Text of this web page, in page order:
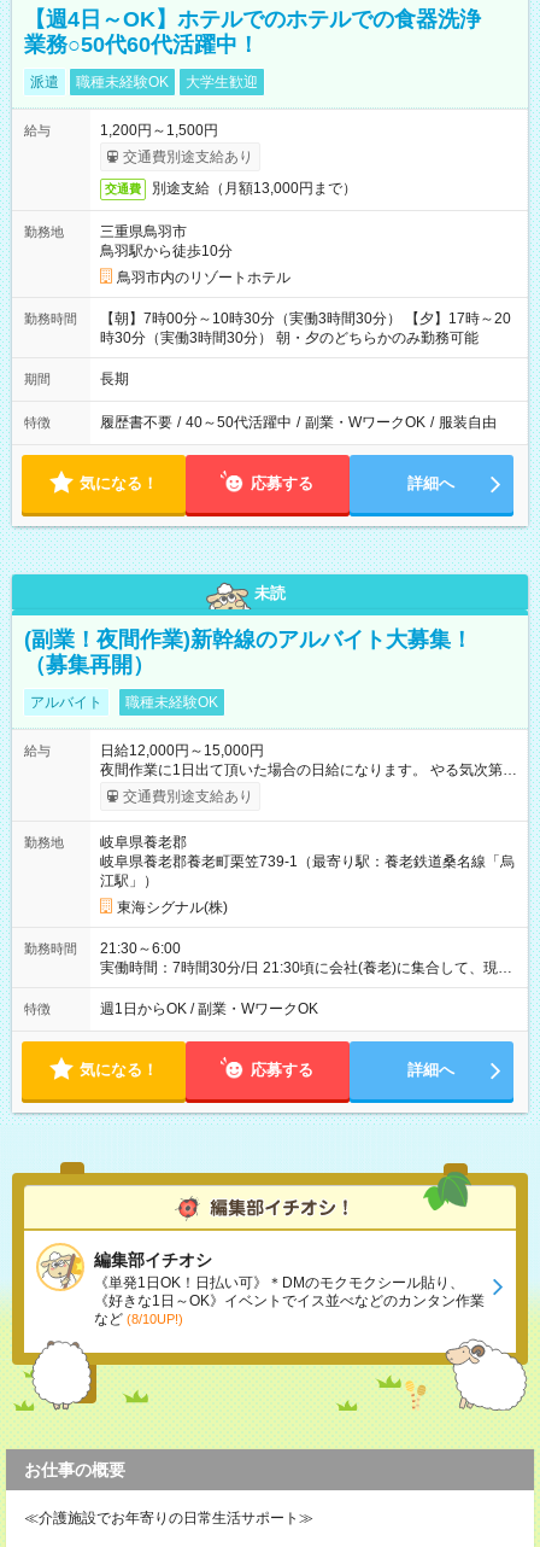
【週4日～OK】ホテルでのホテルでの食器洗浄
業務○50代60代活躍中！
派遣 職種未経験OK 大学生歓迎
給与
1,200円～1,500円
交通費別途支給あり
交通費 別途支給（月額13,000円まで）
勤務地
三重県鳥羽市
鳥羽駅から徒歩10分
鳥羽市内のリゾートホテル
勤務時間
【朝】7時00分～10時30分（実働3時間30分） 【夕】17時～20
時30分（実働3時間30分） 朝・夕のどちらかのみ勤務可能
期間 長期
特徴 履歴書不要 / 40～50代活躍中 / 副業・WワークOK / 服装自由
気になる！ 応募する 詳細へ
未読
(副業！夜間作業)新幹線のアルバイト大募集！
（募集再開）
アルバイト 職種未経験OK
給与
日給12,000円～15,000円
夜間作業に1日出て頂いた場合の日給になります。 やる気次第で
どんどん昇給します！ 【試用期間】試用期間なし
交通費別途支給あり
勤務地
岐阜県養老郡
岐阜県養老郡養老町栗笠739-1（最寄り駅：養老鉄道桑名線「烏
江駅」）
東海シグナル(株)
勤務時間
21:30～6:00
実働時間：7時間30分/日 21:30頃に会社(養老)に集合して、現場
に行って、片付けが終わり次第解散となります。 おおよその目
安は4時半から5時半頃の解散が多いと思います。
特徴 週1日からOK / 副業・WワークOK
気になる！ 応募する 詳細へ
編集部イチオシ
《単発1日OK！日払い可》＊DMのモクモクシール貼り、
《好きな1日～OK》イベントでイス並べなどのカンタン作業
など (8/10UP!)
お仕事の概要
≪介護施設でお年寄りの日常生活サポート≫